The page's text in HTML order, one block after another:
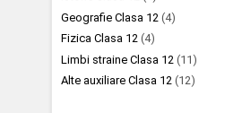
Geografie Clasa 12(4)
Fizica Clasa 12(4)
Limbi straine Clasa 12(11)
Alte auxiliare Clasa 12(12)